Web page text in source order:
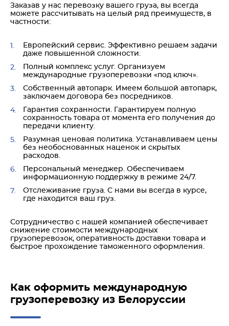
Заказав у нас перевозку вашего груза, вы всегда
можете рассчитывать на целый ряд преимуществ, в
частности:
Европейский сервис. Эффективно решаем задачи
даже повышенной сложности.
Полный комплекс услуг. Организуем
международные грузоперевозки «под ключ».
Собственный автопарк. Имеем большой автопарк,
заключаем договора без посредников.
Гарантия сохранности. Гарантируем полную
сохранность товара от момента его получения до
передачи клиенту.
Разумная ценовая политика. Устанавливаем цены
без необоснованных наценок и скрытых
расходов.
Персональный менеджер. Обеспечиваем
информационную поддержку в режиме 24/7.
Отслеживание груза. С нами вы всегда в курсе,
где находится ваш груз.
Сотрудничество с нашей компанией обеспечивает
снижение стоимости международных
грузоперевозок, оперативность доставки товара и
быстрое прохождение таможенного оформления.
Как оформить международную
грузоперевозку из Белоруссии